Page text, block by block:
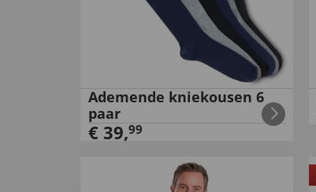
Ademende kniekousen 6
paar
€ 39,99